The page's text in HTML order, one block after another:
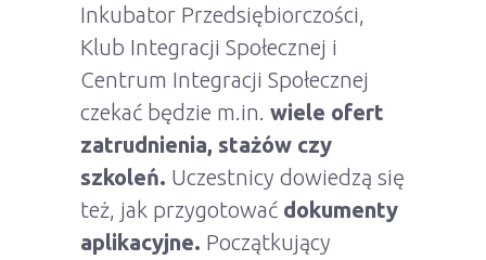
Inkubator Przedsiębiorczości,
Klub Integracji Społecznej i
Centrum Integracji Społecznej
czekać będzie m.in. wiele ofert
zatrudnienia, stażów czy
szkoleń. Uczestnicy dowiedzą się
też, jak przygotować dokumenty
aplikacyjne. Początkujący